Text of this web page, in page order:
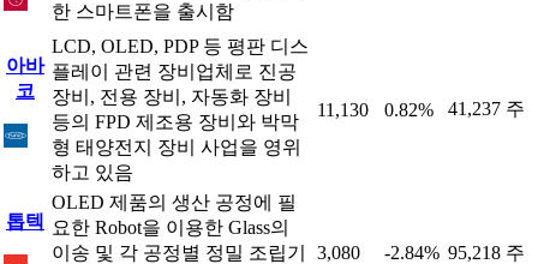
한 스마트폰을 출시함
아바
코
LCD, OLED, PDP 등 평판 디스
플레이 관련 장비업체로 진공
장비, 전용 장비, 자동화 장비
등의 FPD 제조용 장비와 박막
형 태양전지 장비 사업을 영위
하고 있음
11,130 0.82% 41,237 주
톱텍
OLED 제품의 생산 공정에 필
요한 Robot을 이용한 Glass의
이송 및 각 공정별 정밀 조립기
3,080 -2.84% 95,218 주